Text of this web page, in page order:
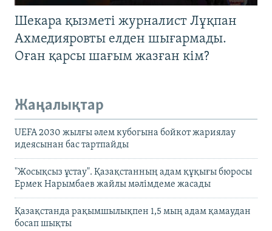
Шекара қызметі журналист Лұқпан
Ахмедияровты елден шығармады.
Оған қарсы шағым жазған кім?
Жаңалықтар
UEFA 2030 жылғы әлем кубогына бойкот жариялау
идеясынан бас тартпайды
"Жосықсыз ұстау". Қазақстанның адам құқығы бюросы
Ермек Нарымбаев жайлы мәлімдеме жасады
Қазақстанда рақымшылықпен 1,5 мың адам қамаудан
босап шықты